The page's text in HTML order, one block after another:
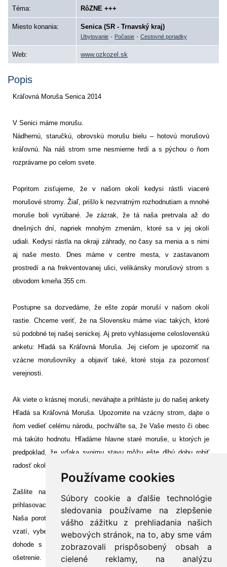
Používame cookies
Súbory cookie a ďalšie technológie
sledovania používame na zlepšenie
vášho zážitku z prehliadania našich
webových stránok, na to, aby sme vám
zobrazovali prispôsobený obsah a
cielené reklamy, na analýzu
Téma: RôZNE +++
Miesto konania: Senica (SR - Trnavský kraj)
Ubytovanie · Počasie · Cestovné poriadky
Web: www.ozkozel.sk
Popis
Kráľovná Moruša Senica 2014
V Senici máme morušu.
Nádhernú, staručkú, obrovskú morušu bielu – hotovú morušovú
kráľovnú. Na náš strom sme nesmierne hrdí a s pýchou o ňom
rozprávame po celom svete.
Popritom zisťujeme, že v našom okolí kedysi rástli viaceré
morušové stromy. Žiaľ, prišlo k nezvratným rozhodnutiam a mnohé
moruše boli vyrúbané. Je zázrak, že tá naša pretrvala až do
dnešných dní, napriek mnohým zmenám, ktoré sa v jej okolí
udiali. Kedysi rástla na okraji záhrady, no časy sa menia a s nimi
aj naše mesto. Dnes máme v centre mesta, v zastavanom
prostredí a na frekventovanej ulici, velikánsky morušový strom s
obvodom kmeňa 355 cm.
Postupne sa dozvedáme, že ešte zopár moruší v našom okolí
rastie. Chceme veriť, že na Slovensku máme viac takých, ktoré
sú podobné tej našej senickej. Aj preto vyhlasujeme celoslovenskú
anketu: Hľadá sa Kráľovná Moruša. Jej cieľom je upozorniť na
vzácne morušovníky a objaviť také, ktoré stoja za pozornosť
verejnosti.
Ak viete o krásnej moruši, neváhajte a prihláste ju do našej ankety
Hľadá sa Kráľovná Moruša. Upozornite na vzácny strom, dajte o
ňom vedieť celému národu, pochváľte sa, že Vaše mesto či obec
má takúto hodnotu. Hľadáme hlavne staré moruše, u ktorých je
predpoklad, že vďaka svojmu stavu môžu ešte dlhú dobu robiť
radosť okoliu svojou krásou.
Zašlite na našu adresu (mailovú alebo poštovú) vyplnený
prihlasovací lístok s dvomi – tromi fotografiami Vašej kandidátky.
Naša porota, v ktorej budú mať zastúpenie odborníci na slovo
vzatí, vyberie a zvolí Morušovú Kráľovnú, ktorej po súhlase a
dohode s vlastníkom stromu poskytneme odborné arboristické
ošetrenie.